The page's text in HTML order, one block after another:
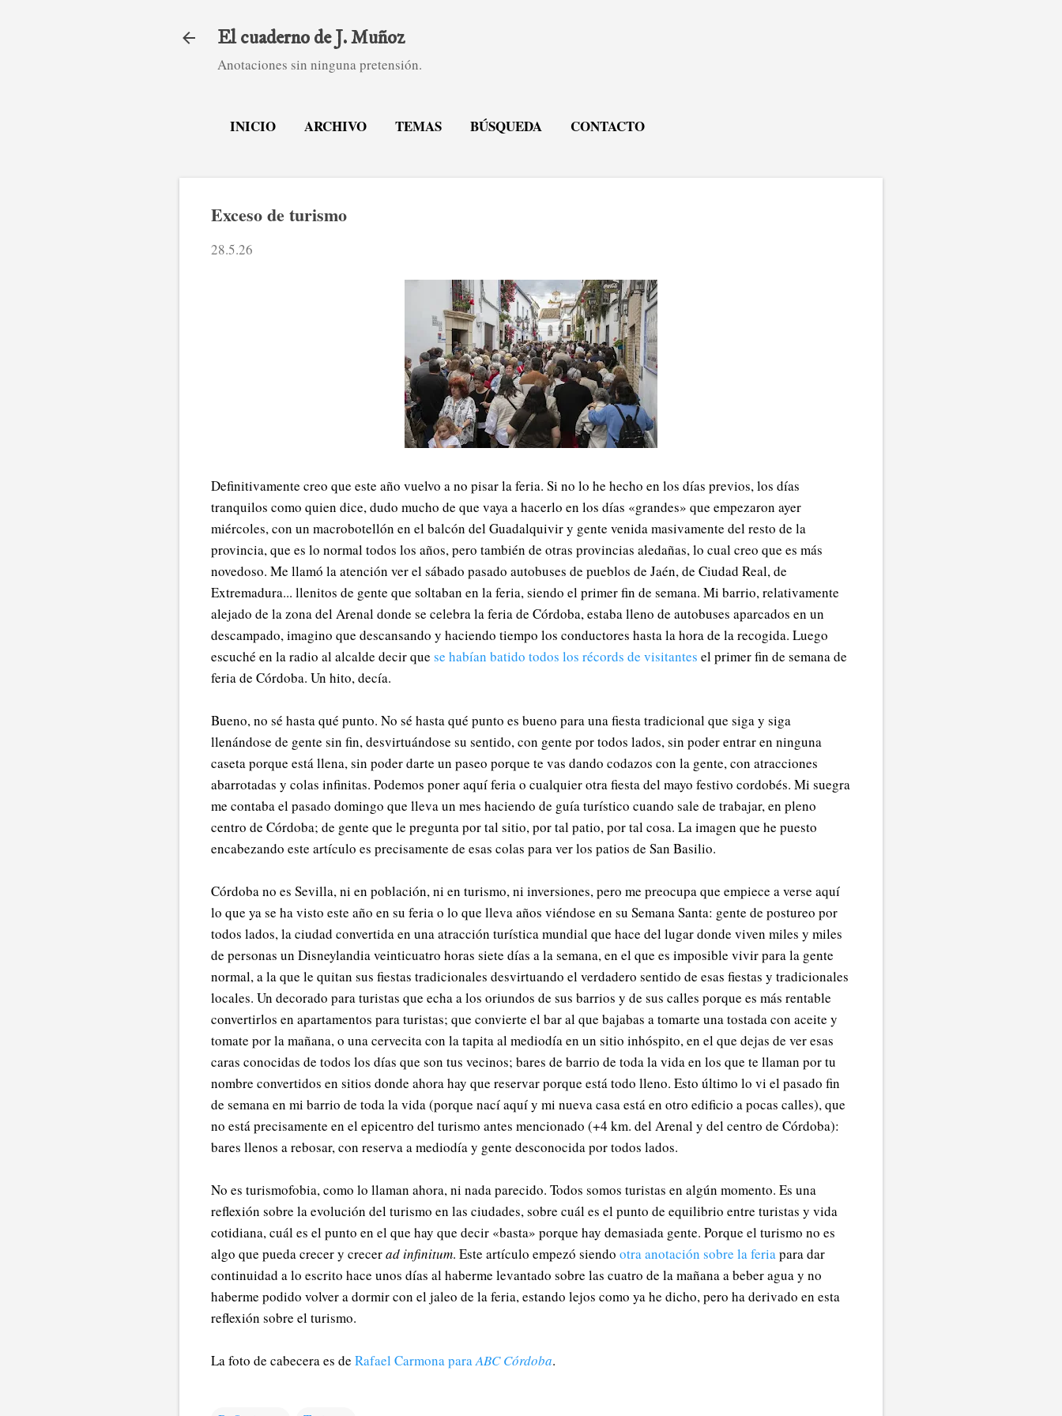
El cuaderno de J. Muñoz
Anotaciones sin ninguna pretensión.
INICIO ARCHIVO TEMAS BÚSQUEDA CONTACTO
Exceso de turismo
28.5.26
Definitivamente creo que este año vuelvo a no pisar la feria. Si no lo he hecho en los días previos, los días
tranquilos como quien dice, dudo mucho de que vaya a hacerlo en los días «grandes» que empezaron ayer
miércoles, con un macrobotellón en el balcón del Guadalquivir y gente venida masivamente del resto de la
provincia, que es lo normal todos los años, pero también de otras provincias aledañas, lo cual creo que es más
novedoso. Me llamó la atención ver el sábado pasado autobuses de pueblos de Jaén, de Ciudad Real, de
Extremadura... llenitos de gente que soltaban en la feria, siendo el primer fin de semana. Mi barrio, relativamente
alejado de la zona del Arenal donde se celebra la feria de Córdoba, estaba lleno de autobuses aparcados en un
descampado, imagino que descansando y haciendo tiempo los conductores hasta la hora de la recogida. Luego
escuché en la radio al alcalde decir que se habían batido todos los récords de visitantes el primer fin de semana de
feria de Córdoba. Un hito, decía.
Bueno, no sé hasta qué punto. No sé hasta qué punto es bueno para una fiesta tradicional que siga y siga
llenándose de gente sin fin, desvirtuándose su sentido, con gente por todos lados, sin poder entrar en ninguna
caseta porque está llena, sin poder darte un paseo porque te vas dando codazos con la gente, con atracciones
abarrotadas y colas infinitas. Podemos poner aquí feria o cualquier otra fiesta del mayo festivo cordobés. Mi suegra
me contaba el pasado domingo que lleva un mes haciendo de guía turístico cuando sale de trabajar, en pleno
centro de Córdoba; de gente que le pregunta por tal sitio, por tal patio, por tal cosa. La imagen que he puesto
encabezando este artículo es precisamente de esas colas para ver los patios de San Basilio.
Córdoba no es Sevilla, ni en población, ni en turismo, ni inversiones, pero me preocupa que empiece a verse aquí
lo que ya se ha visto este año en su feria o lo que lleva años viéndose en su Semana Santa: gente de postureo por
todos lados, la ciudad convertida en una atracción turística mundial que hace del lugar donde viven miles y miles
de personas un Disneylandia veinticuatro horas siete días a la semana, en el que es imposible vivir para la gente
normal, a la que le quitan sus fiestas tradicionales desvirtuando el verdadero sentido de esas fiestas y tradicionales
locales. Un decorado para turistas que echa a los oriundos de sus barrios y de sus calles porque es más rentable
convertirlos en apartamentos para turistas; que convierte el bar al que bajabas a tomarte una tostada con aceite y
tomate por la mañana, o una cervecita con la tapita al mediodía en un sitio inhóspito, en el que dejas de ver esas
caras conocidas de todos los días que son tus vecinos; bares de barrio de toda la vida en los que te llaman por tu
nombre convertidos en sitios donde ahora hay que reservar porque está todo lleno. Esto último lo vi el pasado fin
de semana en mi barrio de toda la vida (porque nací aquí y mi nueva casa está en otro edificio a pocas calles), que
no está precisamente en el epicentro del turismo antes mencionado (+4 km. del Arenal y del centro de Córdoba):
bares llenos a rebosar, con reserva a mediodía y gente desconocida por todos lados.
No es turismofobia, como lo llaman ahora, ni nada parecido. Todos somos turistas en algún momento. Es una
reflexión sobre la evolución del turismo en las ciudades, sobre cuál es el punto de equilibrio entre turistas y vida
cotidiana, cuál es el punto en el que hay que decir «basta» porque hay demasiada gente. Porque el turismo no es
algo que pueda crecer y crecerad infinitum. Este artículo empezó siendo otra anotación sobre la feria para dar
continuidad a lo escrito hace unos días al haberme levantado sobre las cuatro de la mañana a beber agua y no
haberme podido volver a dormir con el jaleo de la feria, estando lejos como ya he dicho, pero ha derivado en esta
reflexión sobre el turismo.
La foto de cabecera es de Rafael Carmona para ABC Córdoba.